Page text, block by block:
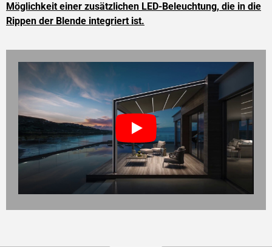
Möglichkeit einer zusätzlichen LED-Beleuchtung, die in die
Rippen der Blende integriert ist.